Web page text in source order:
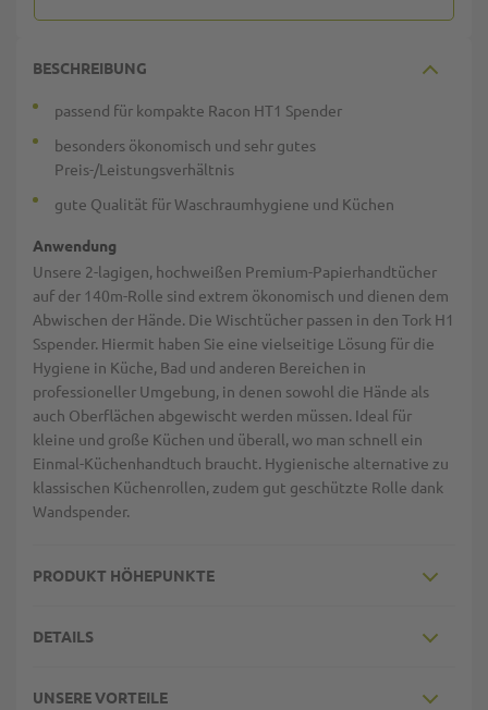
BESCHREIBUNG
passend für kompakte Racon HT1 Spender
besonders ökonomisch und sehr gutes
Preis-/Leistungsverhältnis
gute Qualität für Waschraumhygiene und Küchen
Anwendung
Unsere 2-lagigen, hochweißen Premium-Papierhandtücher
auf der 140m-Rolle sind extrem ökonomisch und dienen dem
Abwischen der Hände. Die Wischtücher passen in den Tork H1
Sspender. Hiermit haben Sie eine vielseitige Lösung für die
Hygiene in Küche, Bad und anderen Bereichen in
professioneller Umgebung, in denen sowohl die Hände als
auch Oberflächen abgewischt werden müssen. Ideal für
kleine und große Küchen und überall, wo man schnell ein
Einmal-Küchenhandtuch braucht. Hygienische alternative zu
klassischen Küchenrollen, zudem gut geschützte Rolle dank
Wandspender.
PRODUKT HÖHEPUNKTE
DETAILS
UNSERE VORTEILE